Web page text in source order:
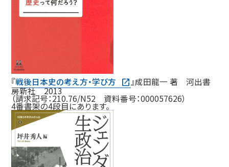
『戦後日本史の考え方・学び方 』成田龍一 著 河出書
房新社 2013
（請求記号：210.76/N52 資料番号：000057626）
4番書架の4段目にあります。